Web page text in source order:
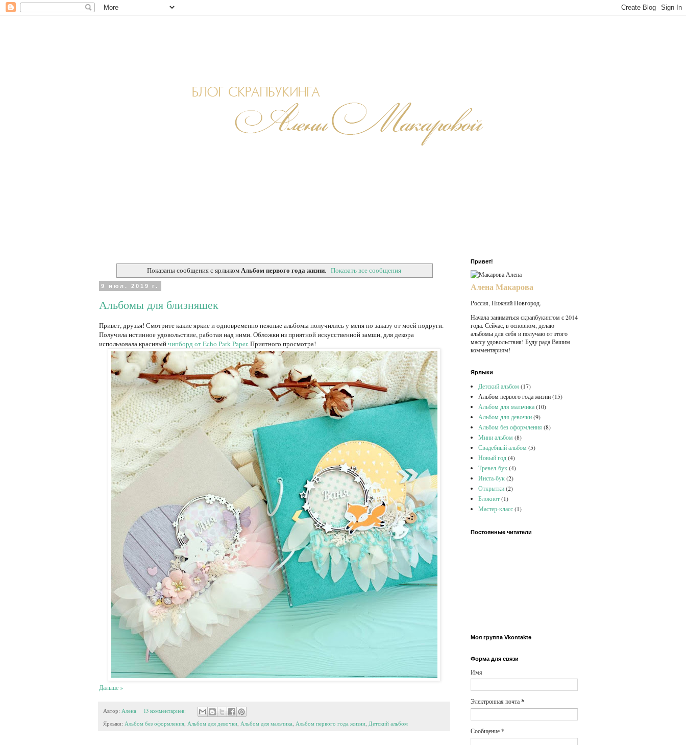
Показаны сообщения с ярлыкомАльбом первого года жизни. Показать все сообщения
9 июл. 2019 г.
Альбомы для близняшек
Привет, друзья! Смотрите какие яркие и одновременно нежные альбомы получились у меня по заказу от моей подруги.
Получила истинное удовольствие, работая над ними. Обложки из приятной искусственной замши, для декора
использовала красивыйчипборд от Echo Park Paper. Приятного просмотра!
Дальше »
Автор: Алена
13 комментариев:
Ярлыки: Альбом без оформления, Альбом для девочки, Альбом для мальчика, Альбом первого года жизни, Детский альбом
Привет!
Алена Макарова
Россия, Нижний Новгород.
Начала заниматься скрапбукингом с 2014
года. Сейчас, в основном, делаю
альбомы для себя и получаю от этого
массу удовольствия! Буду рада Вашим
комментариям!
Ярлыки
Детский альбом (17)
Альбом первого года жизни(15)
Альбом для мальчика(10)
Альбом для девочки(9)
Альбом без оформления (8)
Мини альбом (8)
Свадебный альбом (5)
Новый год(4)
Тревел-бук(4)
Инста-бук(2)
Открытки(2)
Блокнот(1)
Мастер-класс(1)
Постоянные читатели
Моя группа Vkontakte
Форма для связи
Имя
Электронная почта*
Сообщение*